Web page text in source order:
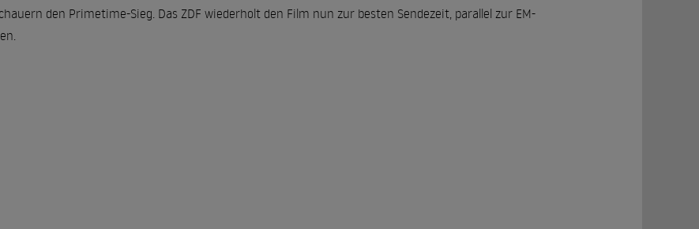
den Primetime-Sieg. Das ZDF wiederholt den Film nun zur besten Sendezeit, parallel zur EM-